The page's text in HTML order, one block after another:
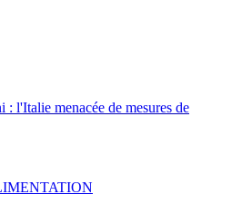
: l'Italie menacée de mesures de